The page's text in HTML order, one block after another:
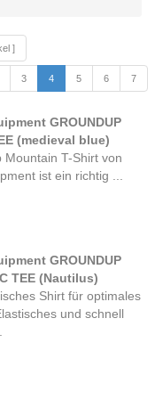
]
3 4 5 6 7
GROUNDUP
(medieval blue)
Mountain T-Shirt von
ist ein richtig ...
GROUNDUP
TEE (Nautilus)
Shirt für optimales
und schnell